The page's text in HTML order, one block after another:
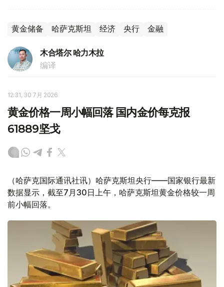
黄金储备 哈萨克斯坦 经济 央行 金融
木合塔尔 哈力木拉
编译
12:31, 30 7月 2026
黄金价格一周小幅回落 国内金价每克报
61889坚戈
（哈萨克国际通讯社讯）哈萨克斯坦央行——国家银行最新
数据显示，截至7月30日上午，哈萨克斯坦黄金价格较一周
前小幅回落。